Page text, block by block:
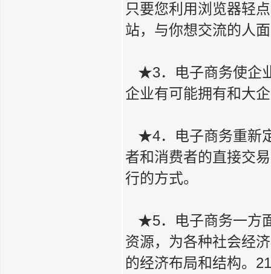
只要您利用浏览器轻
站，与你想交流的人
★3．电子商务使企
企业有可能拥有和大
★4．电子商务重新
者和消费者的直接交
行的方式。
★5．电子商务一方
资源，为各种社会经
的经济布局和结构。